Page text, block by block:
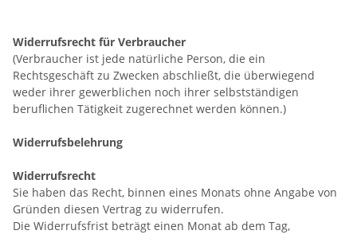
Widerrufsrecht für Verbraucher
(Verbraucher ist jede natürliche Person, die ein
Rechtsgeschäft zu Zwecken abschließt, die überwiegend
weder ihrer gewerblichen noch ihrer selbstständigen
beruflichen Tätigkeit zugerechnet werden können.)
Widerrufsbelehrung
Widerrufsrecht
Sie haben das Recht, binnen eines Monats ohne Angabe von
Gründen diesen Vertrag zu widerrufen.
Die Widerrufsfrist beträgt einen Monat ab dem Tag,